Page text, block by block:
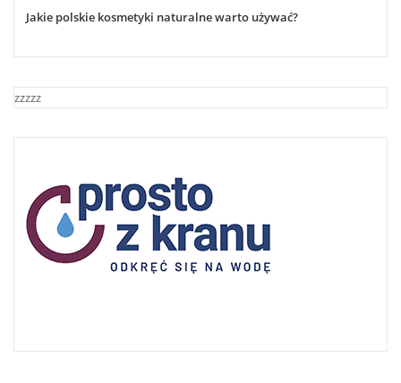
Jakie polskie kosmetyki naturalne warto używać?
zzzzz